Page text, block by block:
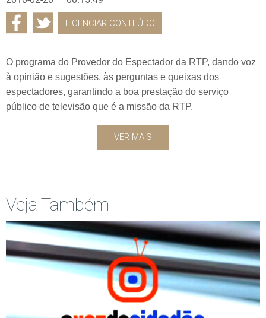
LICENCIAR CONTEÚDO
O programa do Provedor do Espectador da RTP, dando voz
à opinião e sugestões, às perguntas e queixas dos
espectadores, garantindo a boa prestação do serviço
público de televisão que é a missão da RTP.
VER MAIS
Veja Também